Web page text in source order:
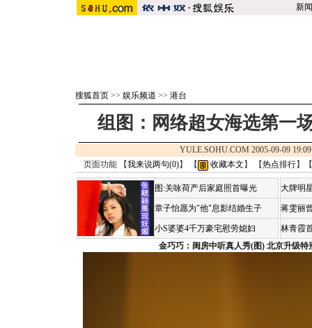
新闻
搜狐首页 >> 娱乐频道 >> 港台
组图：网络超女海选第一
YULE.SOHU.COM 2005-09-09
页面功能 【我来说两句(0)】 【 收藏本文 】 【热点排行】【
图:关咏荷产后家庭照首曝光
章子怡愿为"他"息影结婚生子
小S婆婆4千万豪宅慰劳媳妇
大牌明
蒋雯丽
林青霞
金巧巧：闺房中听真人秀(图) 北京升级特